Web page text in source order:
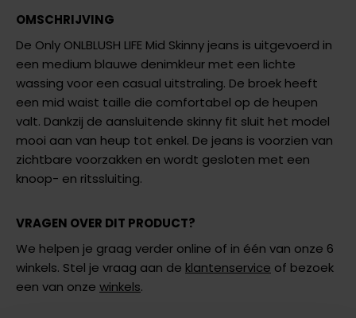
OMSCHRIJVING
De Only ONLBLUSH LIFE Mid Skinny jeans is uitgevoerd in
een medium blauwe denimkleur met een lichte
wassing voor een casual uitstraling. De broek heeft
een mid waist taille die comfortabel op de heupen
valt. Dankzij de aansluitende skinny fit sluit het model
mooi aan van heup tot enkel. De jeans is voorzien van
zichtbare voorzakken en wordt gesloten met een
knoop- en ritssluiting.
VRAGEN OVER DIT PRODUCT?
We helpen je graag verder online of in één van onze 6
winkels. Stel je vraag aan de klantenservice of bezoek
een van onze winkels.